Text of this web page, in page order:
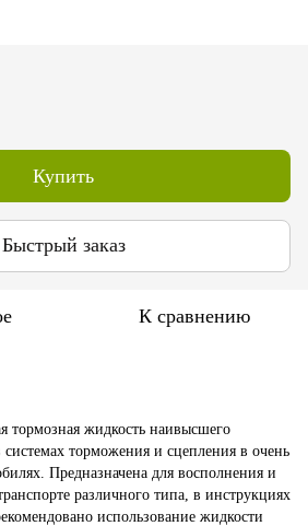
Купить
Быстрый заказ
К сравнению
тормозная жидкость наивысшего
системах торможения и сцепления в очень
Предназначена для восполнения и
различного типа, в инструкциях
использование жидкости